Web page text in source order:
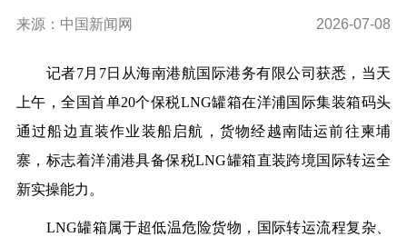
来源：中国新闻网 2026-07-08
记者7月7日从海南港航国际港务有限公司获悉，当天
上午，全国首单20个保税LNG罐箱在洋浦国际集装箱码头
通过船边直装作业装船启航，货物经越南陆运前往柬埔
寨，标志着洋浦港具备保税LNG罐箱直装跨境国际转运全
新实操能力。
LNG罐箱属于超低温危险货物，国际转运流程复杂、